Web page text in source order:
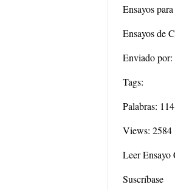
Ensayos
Ensayos de
Enviado por:
Tags:
Palabras:
Views: 2584
Leer Ensayo
Suscríbase